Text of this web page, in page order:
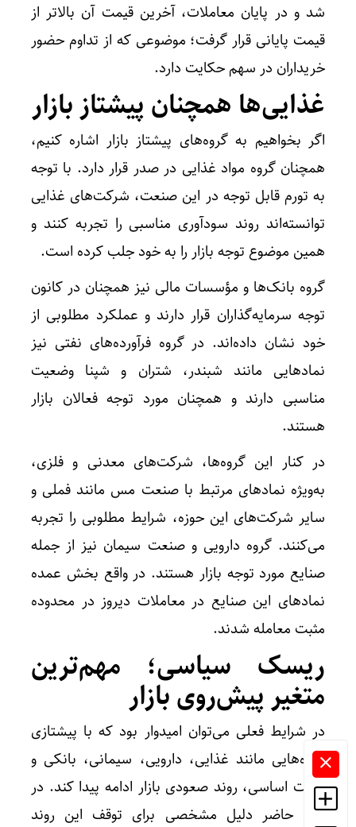
شد و در پایان معاملات، آخرین قیمت آن بالاتر از
قیمت پایانی قرار گرفت؛ موضوعی که از تداوم حضور
خریداران در سهم حکایت دارد.
غذایی‌ها همچنان پیشتاز بازار
اگر بخواهیم به گروه‌های پیشتاز بازار اشاره کنیم،
همچنان گروه مواد غذایی در صدر قرار دارد. با توجه
به تورم قابل توجه در این صنعت، شرکت‌های غذایی
توانسته‌اند روند سودآوری مناسبی را تجربه کنند و
همین موضوع توجه بازار را به خود جلب کرده است.
گروه بانک‌ها و مؤسسات مالی نیز همچنان در کانون
توجه سرمایه‌گذاران قرار دارند و عملکرد مطلوبی از
خود نشان داده‌اند. در گروه فرآورده‌های نفتی نیز
نماد‌هایی مانند شبندر، شتران و شپنا وضعیت
مناسبی دارند و همچنان مورد توجه فعالان بازار
هستند.
در کنار این گروه‌ها، شرکت‌های معدنی و فلزی،
به‌ویژه نماد‌های مرتبط با صنعت مس مانند فملی و
سایر شرکت‌های این حوزه، شرایط مطلوبی را تجربه
می‌کنند. گروه دارویی و صنعت سیمان نیز از جمله
صنایع مورد توجه بازار هستند. در واقع بخش عمده
نماد‌های این صنایع در معاملات دیروز در محدوده
مثبت معامله شدند.
ریسک سیاسی؛ مهم‌ترین
متغیر پیش‌روی بازار
در شرایط فعلی می‌توان امیدوار بود که با پیشتازی
گروه‌هایی مانند غذایی، دارویی، سیمانی، بانکی و
فلزات اساسی، روند صعودی بازار ادامه پیدا کند. در
حال حاضر دلیل مشخصی برای توقف این روند